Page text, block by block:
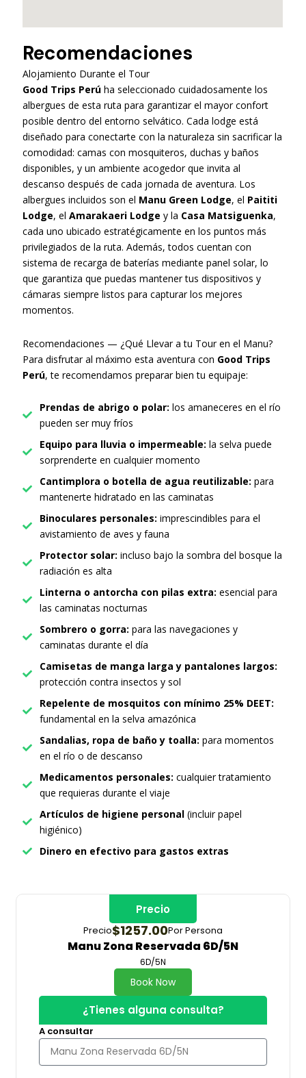
Recomendaciones
Alojamiento Durante el Tour
Good Trips Perú ha seleccionado cuidadosamente los
albergues de esta ruta para garantizar el mayor confort
posible dentro del entorno selvático. Cada lodge está
diseñado para conectarte con la naturaleza sin sacrificar la
comodidad: camas con mosquiteros, duchas y baños
disponibles, y un ambiente acogedor que invita al
descanso después de cada jornada de aventura. Los
albergues incluidos son el Manu Green Lodge, el Paititi
Lodge, elAmarakaeri Lodge y la Casa Matsiguenka,
cada uno ubicado estratégicamente en los puntos más
privilegiados de la ruta. Además, todos cuentan con
sistema de recarga de baterías mediante panel solar, lo
que garantiza que puedas mantener tus dispositivos y
cámaras siempre listos para capturar los mejores
momentos.
Recomendaciones — ¿Qué Llevar a tu Tour en el Manu?
Para disfrutar al máximo esta aventura con Good Trips
Perú, te recomendamos preparar bien tu equipaje:
Prendas de abrigo o polar: los amaneceres en el río
pueden ser muy fríos
Equipo para lluvia o impermeable: la selva puede
sorprenderte en cualquier momento
Cantimplora o botella de agua reutilizable: para
mantenerte hidratado en las caminatas
Binoculares personales: imprescindibles para el
avistamiento de aves y fauna
Protector solar: incluso bajo la sombra del bosque la
radiación es alta
Linterna o antorcha con pilas extra: esencial para
las caminatas nocturnas
Sombrero o gorra: para las navegaciones y
caminatas durante el día
Camisetas de manga larga y pantalones largos:
protección contra insectos y sol
Repelente de mosquitos con mínimo 25% DEET:
fundamental en la selva amazónica
Sandalias, ropa de baño y toalla: para momentos
en el río o de descanso
Medicamentos personales: cualquier tratamiento
que requieras durante el viaje
Artículos de higiene personal (incluir papel
higiénico)
Dinero en efectivo para gastos extras
Precio
Precio$1257.00Por Persona
Manu Zona Reservada 6D/5N
6D/5N
Book Now
¿Tienes alguna consulta?
A consultar